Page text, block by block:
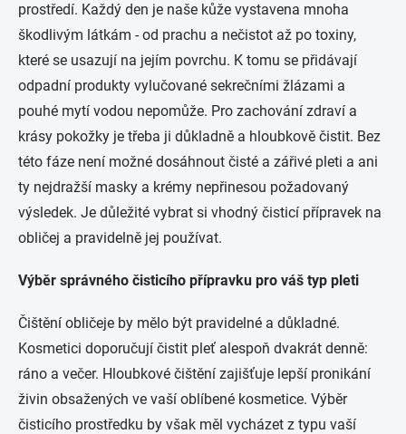
prostředí. Každý den je naše kůže vystavena mnoha
škodlivým látkám - od prachu a nečistot až po toxiny,
které se usazují na jejím povrchu. K tomu se přidávají
odpadní produkty vylučované sekrečními žlázami a
pouhé mytí vodou nepomůže. Pro zachování zdraví a
krásy pokožky je třeba ji důkladně a hloubkově čistit. Bez
této fáze není možné dosáhnout čisté a zářivé pleti a ani
ty nejdražší masky a krémy nepřinesou požadovaný
výsledek. Je důležité vybrat si vhodný čisticí přípravek na
obličej a pravidelně jej používat.
Výběr správného čisticího přípravku pro váš typ pleti
Čištění obličeje by mělo být pravidelné a důkladné.
Kosmetici doporučují čistit pleť alespoň dvakrát denně:
ráno a večer. Hloubkové čištění zajišťuje lepší pronikání
živin obsažených ve vaší oblíbené kosmetice. Výběr
čisticího prostředku by však měl vycházet z typu vaší